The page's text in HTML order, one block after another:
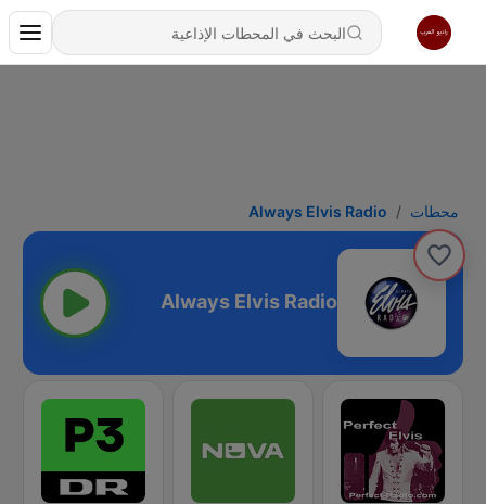
محطات Always Elvis Radio
Always Elvis Radio